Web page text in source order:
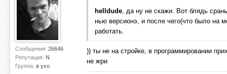
Сообщения: 26646
Репутация: N
Группа: в ухо
helldude, да ну не скажи. Вот блядь
нью версионэ, и после чего(что было на
работать.
)) ты не на стройке, в программировании
не жри